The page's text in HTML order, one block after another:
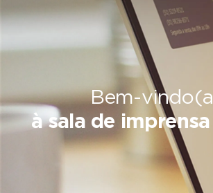
Bem-
à sala de imprensa